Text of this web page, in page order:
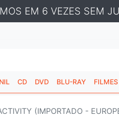
EM 6 VEZES SEM
CD DVD BLU-RAY FILMES
(IMPORTADO -